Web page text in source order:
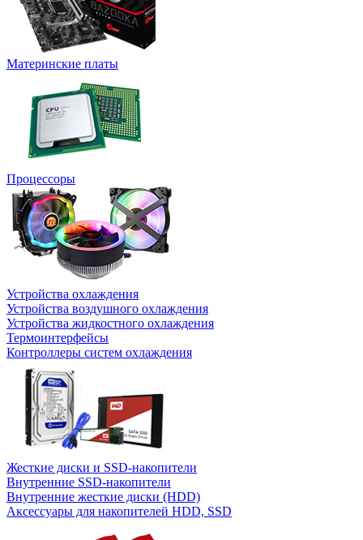
Материнские платы
Процессоры
Устройства охлаждения
Устройства воздушного охлаждения
Устройства жидкостного охлаждения
Термоинтерфейсы
Контроллеры систем охлаждения
Жесткие диски и SSD-накопители
Внутренние SSD-накопители
Внутренние жесткие диски (HDD)
Аксессуары для накопителей HDD, SSD